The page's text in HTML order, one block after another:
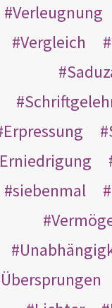
Verleugnung
Vergleich
Erpressung
Erniedrigung
siebenmal
Übersprungen